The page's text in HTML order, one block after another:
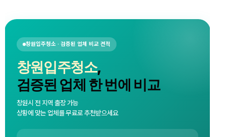
창원입주청소 · 검증된 업체 비교 견적
창원입주청소,
검증된 업체 한 번에 비교
창원시 전 지역 출장 가능
상황에 맞는 업체를 무료로 추천받으세요